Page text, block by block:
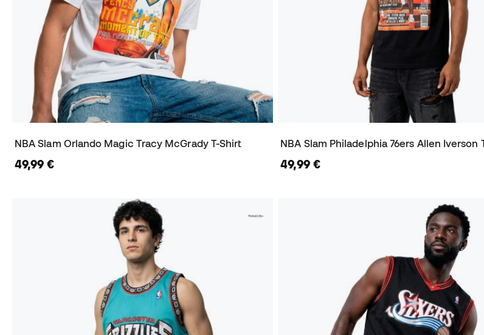
NBA Slam Orlando Magic Tracy McGrady T-Shirt
49,99 €
NBA Slam Philadelphia 76ers Allen Iverson
49,99 €